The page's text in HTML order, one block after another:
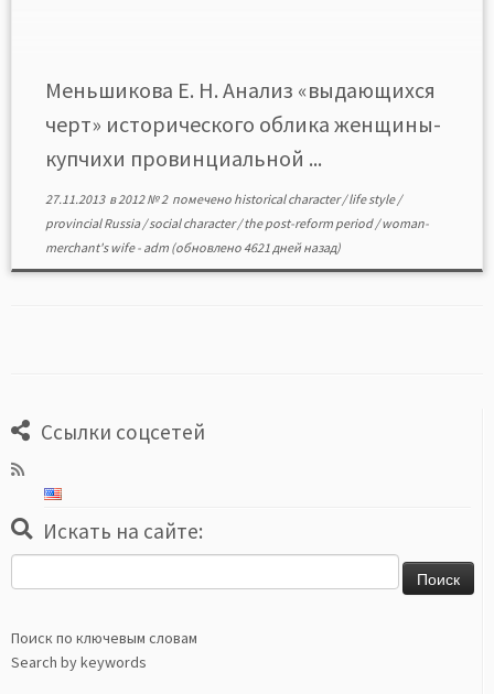
влиятельнейших в Курской губернии во второй
половине XIX в.), […]
Меньшикова Е. Н. Анализ «выдающихся
черт» исторического облика женщины-
купчихи провинциальной ...
27.11.2013в2012 № 2 помечено historical character/life style/
provincial Russia/social character/the post-reform period/woman-
merchant's wife- adm(обновлено 4621 дней назад)
Ссылки соцсетей
Искать на сайте:
Поиск по ключевым словам
Search by keywords